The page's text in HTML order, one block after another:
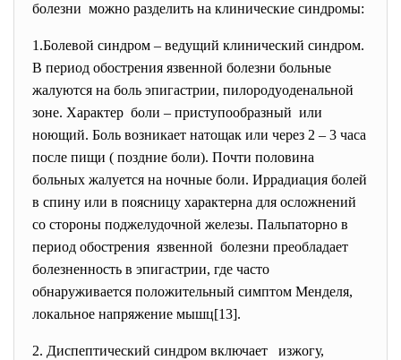
болезни можно разделить на клинические синдромы:
1.Болевой синдром – ведущий клинический синдром.
В период обострения язвенной болезни больные
жалуются на боль эпигастрии, пилородуоденальной
зоне. Характер боли – приступообразный или
ноющий. Боль возникает натощак или через 2 – 3 часа
после пищи ( поздние боли). Почти половина
больных жалуется на ночные боли. Иррадиация болей
в спину или в поясницу характерна для осложнений
со стороны поджелудочной железы. Пальпаторно в
период обострения язвенной болезни преобладает
болезненность в эпигастрии, где часто
обнаруживается положительный симптом Менделя,
локальное напряжение мышц[13].
2. Диспептический синдром включает изжогу,